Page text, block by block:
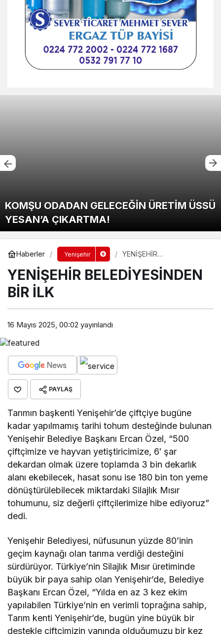
KOMŞU ODADAN GELECEĞİN ÜRETİM ÜSSÜ
YESAN’A ÇIKARTMA!
Haberler Yenişehir
YENİŞEHİR
YENİŞEHİR BELEDİYESİNDEN
BİR İLK
16 Mayıs 2025, 00:02 yayınlandı
PAYLAŞ
Tarımın başkenti Yenişehir’de çiftçiye bugüne
kadar yapılmamış tarihi tohum desteğinde bulunan
Yenişehir Belediye Başkanı Ercan Özel, “500
çiftçimize ve hayvan yetiştiricimize, 6′ şar
dekardan olmak üzere toplamda 3 bin dekarlık
alanı ekebilecek, hasat sonu ise 180 bin ton yeme
dönüştürülebilecek miktardaki Silajlık Mısır
tohumunu, siz değerli çiftçilerimize hibe ediyoruz”
dedi.
Yenişehir Belediyesi, nüfusunun yüzde 80’inin
geçim kaynağı olan tarıma verdiği desteğini
sürdürüyor. Türkiye’nin Silajlık Mısır üretiminde
büyük bir paya sahip olan Yenişehir’de, Belediye
Başkanı Ercan Özel, “Yılda en az 3 kez ekim
yapılabilen Türkiye’nin en verimli toprağına sahip,
Tarım kenti Yenişehir’de, bugün yine büyük bir
destekle çiftçimizin yanında olduğumuzu bir kez